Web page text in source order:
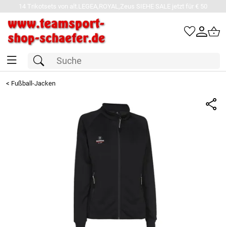
14 Trikotsets von alt.LEGEA,ROYAL,Zeus SIEHE SALE jetzt für € 50
< Fußball-Jacken